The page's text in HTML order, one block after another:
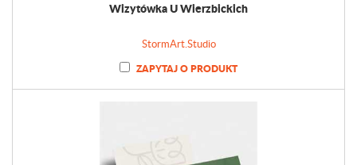
Wizytówka U Wierzbickich
StormArt.Studio
ZAPYTAJ O PRODUKT